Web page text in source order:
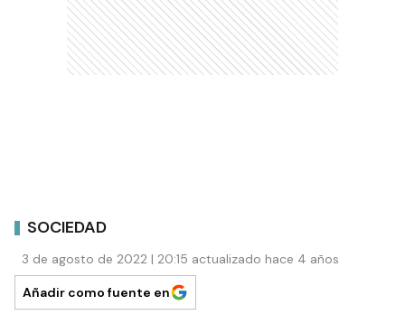
SOCIEDAD
3 de agosto de 2022 | 20:15 actualizado hace 4 años
Añadir como fuente en